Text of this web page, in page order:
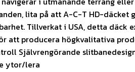
lita på att A-C-T HD-
Tillverkat i USA, detta däck
att producera högkvalitativa
Självrengörande
ytor/lera